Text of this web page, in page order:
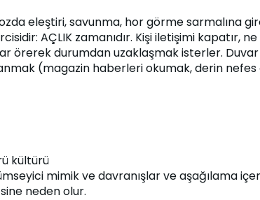
eleştiri, savunma, hor görme sarmalına
AÇLIK zamanıdır. Kişi iletişimi kapatır,
örerek durumdan uzaklaşmak isterler.
(magazin haberleri okumak, derin
kültürü
mimik ve davranışlar ve aşağılama
neden olur.